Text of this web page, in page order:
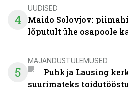
4
UUDISED
Maido Solovjov:
lõputult ühe osapoole
5
MAJANDUSTULEMUSED
Puhk ja Lausing
suurimateks